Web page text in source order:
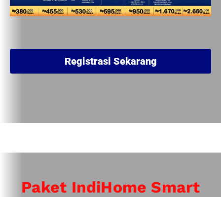
Registrasi Sekarang
Paket IndiHome Smart